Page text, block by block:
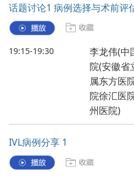
话题讨论1 病例选择与术前评
19:15-19:30
李龙伟(中
院(安徽省
属东方医
院徐汇医
州医院)
IVL病例分享 1